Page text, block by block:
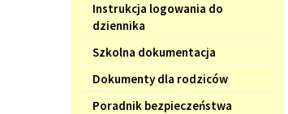
Instrukcja logowania do
dziennika
Szkolna dokumentacja
Dokumenty dla rodziców
Poradnik bezpieczeństwa